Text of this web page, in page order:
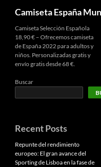
Camiseta España
Camiseta Selección Española
18,90 € – Ofrecemos camiseta
de España 2022 para adultos y
niños. Personalizadas gratis y
envío gratis desde 68 €.
Buscar
Recent Posts
Repunte del rendimiento
europeo: El gran avance del
Sporting de Lisboa en la fase de